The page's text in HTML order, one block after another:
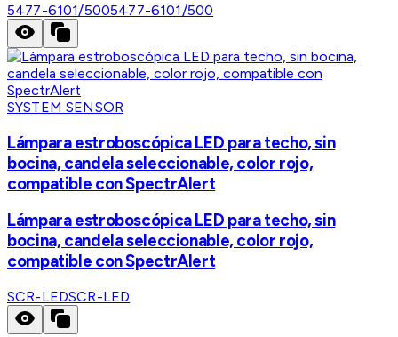
5477-6101/5005477-6101/500
SYSTEM SENSOR
Lámpara estroboscópica LED para techo, sin
bocina, candela seleccionable, color rojo,
compatible con SpectrAlert
Lámpara estroboscópica LED para techo, sin
bocina, candela seleccionable, color rojo,
compatible con SpectrAlert
SCR-LEDSCR-LED